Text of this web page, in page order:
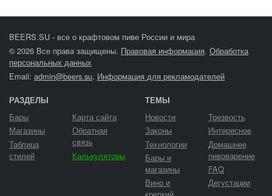
BEERS.SU - все о крафтовом пиве России и мира
© 2026 Все права защищены. Правовая информация. Обработка
персональных данных
Email: admin@beers.su. Информация для рекламодателей
РАЗДЕЛЫ
Бары
Магазины
Таблица
стилей
Карта сайта
Обратная
связь
Калькуляторы
ТЕМЫ
Новости
Законы
Технологии
Бары и
магазины
Вино и
Трезвость
Интересное
Домашнее
пивоварение
FAQ
Дегустации